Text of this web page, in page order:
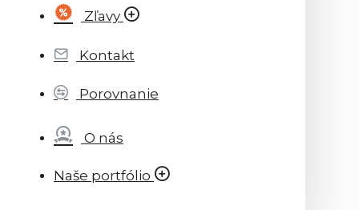
Zľavy
Kontakt
Porovnanie
O nás
Naše portfólio